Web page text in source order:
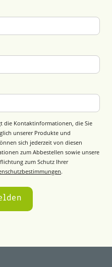
die Kontaktinformationen, die Sie
unserer Produkte und
sich jederzeit von diesen
zum Abbestellen sowie unsere
zum Schutz Ihrer
.